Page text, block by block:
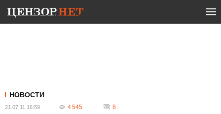
НОВОСТИ
21.07.11 16:59 4 545 8